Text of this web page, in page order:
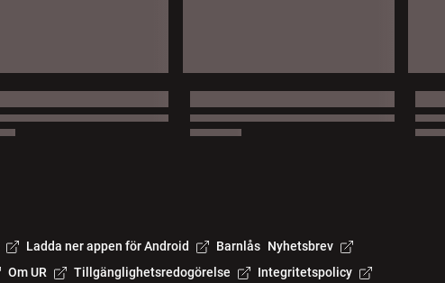
Ladda ner appen för Android Barnlås Nyhetsbrev
Om UR Tillgänglighetsredogörelse Integritetspolicy